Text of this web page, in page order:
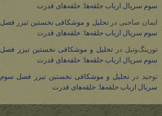
سوم سریال ارباب حلقه‌ها: حلقه‌های قدرت
ایمان صاحبی درتحلیل و موشکافی نخستین تیزر فصل
سوم سریال ارباب حلقه‌ها: حلقه‌های قدرت
تورینگ‌وتیل درتحلیل و موشکافی نخستین تیزر فصل
سوم سریال ارباب حلقه‌ها: حلقه‌های قدرت
توحید در تحلیل و موشکافی نخستین تیزر فصل سوم
سریال ارباب حلقه‌ها: حلقه‌های قدرت